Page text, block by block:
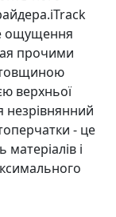
ощущення
прочими
товщиною
верхньої
незрівнянний
- це
і